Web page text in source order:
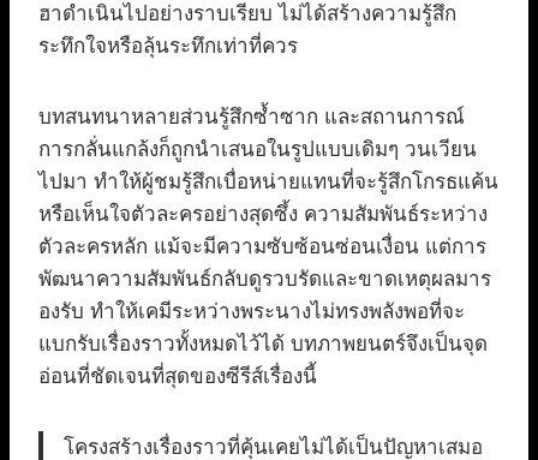
ฮาดำเนินไปอย่างราบเรียบ ไม่ได้สร้างความรู้สึก
ระทึกใจหรือลุ้นระทึกเท่าที่ควร
บทสนทนาหลายส่วนรู้สึกซ้ำซาก และสถานการณ์
การกลั่นแกล้งก็ถูกนำเสนอในรูปแบบเดิมๆ วนเวียน
ไปมา ทำให้ผู้ชมรู้สึกเบื่อหน่ายแทนที่จะรู้สึกโกรธแค้น
หรือเห็นใจตัวละครอย่างสุดซึ้ง ความสัมพันธ์ระหว่าง
ตัวละครหลัก แม้จะมีความซับซ้อนซ่อนเงื่อน แต่การ
พัฒนาความสัมพันธ์กลับดูรวบรัดและขาดเหตุผลมาร
องรับ ทำให้เคมีระหว่างพระนางไม่ทรงพลังพอที่จะ
แบกรับเรื่องราวทั้งหมดไว้ได้ บทภาพยนตร์จึงเป็นจุด
อ่อนที่ชัดเจนที่สุดของซีรีส์เรื่องนี้
โครงสร้างเรื่องราวที่คุ้นเคยไม่ได้เป็นปัญหาเสมอ